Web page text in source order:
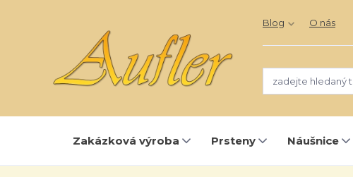
Blog O nás
Zakázková výroba Prsteny Náušnice